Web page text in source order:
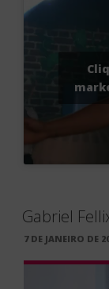
Gabriel
PUBLICADO
7 DE JANEIRO DE